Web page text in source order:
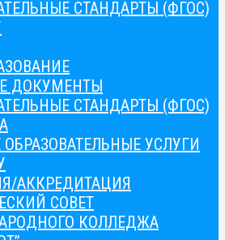
СТАНДАРТЫ (ФГОС)
ДОКУМЕНТЫ
СТАНДАРТЫ (ФГОС)
УСЛУГИ
АККРЕДИТАЦИЯ
СОВЕТ
КОЛЛЕДЖА